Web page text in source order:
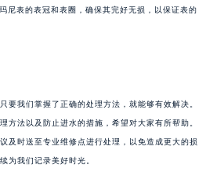
尼表的表冠和表圈，确保其完好无损，以保证表的
要我们掌握了正确的处理方法，就能够有效解决。
方法以及防止进水的措施，希望对大家有所帮助。
及时送至专业维修点进行处理，以免造成更大的损
为我们记录美好时光。